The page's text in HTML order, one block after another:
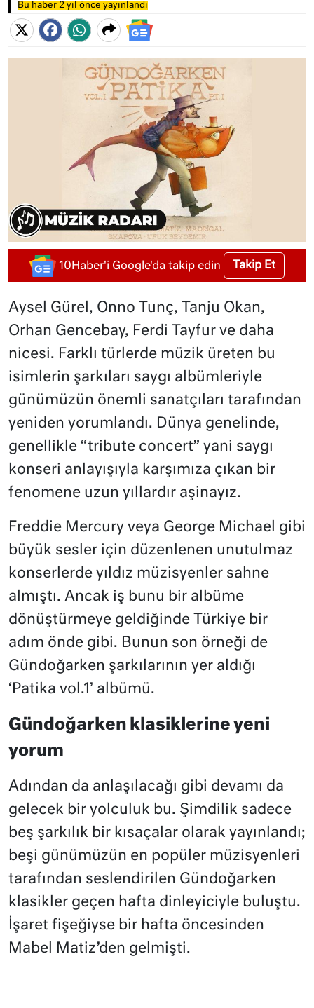
Bu haber 2 yıl önce yayınlandı
10Haber'i Google'da takip edin Takip Et
Aysel Gürel, Onno Tunç, Tanju Okan,
Orhan Gencebay, Ferdi Tayfur ve daha
nicesi. Farklı türlerde müzik üreten bu
isimlerin şarkıları saygı albümleriyle
günümüzün önemli sanatçıları tarafından
yeniden yorumlandı. Dünya genelinde,
genellikle “tribute concert” yani saygı
konseri anlayışıyla karşımıza çıkan bir
fenomene uzun yıllardır aşinayız.
Freddie Mercury veya George Michael gibi
büyük sesler için düzenlenen unutulmaz
konserlerde yıldız müzisyenler sahne
almıştı. Ancak iş bunu bir albüme
dönüştürmeye geldiğinde Türkiye bir
adım önde gibi. Bunun son örneği de
Gündoğarken şarkılarının yer aldığı
‘Patika vol.1’ albümü.
Gündoğarken klasiklerine yeni
yorum
Adından da anlaşılacağı gibi devamı da
gelecek bir yolculuk bu. Şimdilik sadece
beş şarkılık bir kısaçalar olarak yayınlandı;
beşi günümüzün en popüler müzisyenleri
tarafından seslendirilen Gündoğarken
klasikler geçen hafta dinleyiciyle buluştu.
İşaret fişeğiyse bir hafta öncesinden
Mabel Matiz’den gelmişti.